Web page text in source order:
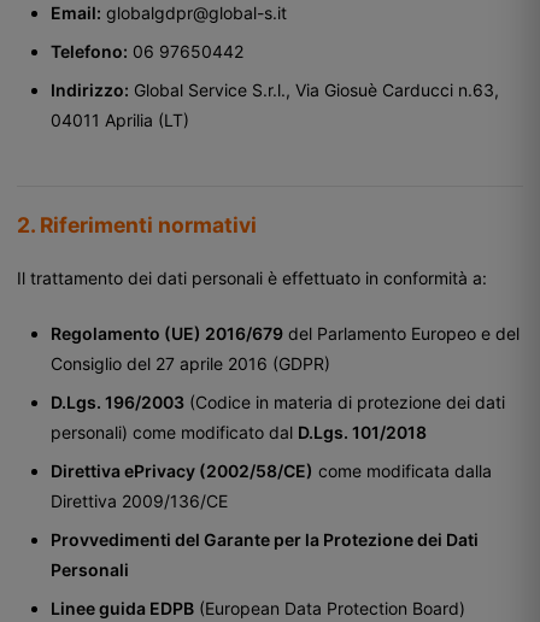
Email: globalgdpr@global-s.it
Telefono: 06 97650442
Indirizzo: Global Service S.r.l., Via Giosuè Carducci n.63,
04011 Aprilia (LT)
2. Riferimenti normativi
Il trattamento dei dati personali è effettuato in conformità a:
Regolamento (UE) 2016/679 del Parlamento Europeo e del
Consiglio del 27 aprile 2016 (GDPR)
D.Lgs. 196/2003 (Codice in materia di protezione dei dati
personali) come modificato dal D.Lgs. 101/2018
Direttiva ePrivacy (2002/58/CE) come modificata dalla
Direttiva 2009/136/CE
Provvedimenti del Garante per la Protezione dei Dati
Personali
Linee guida EDPB (European Data Protection Board)